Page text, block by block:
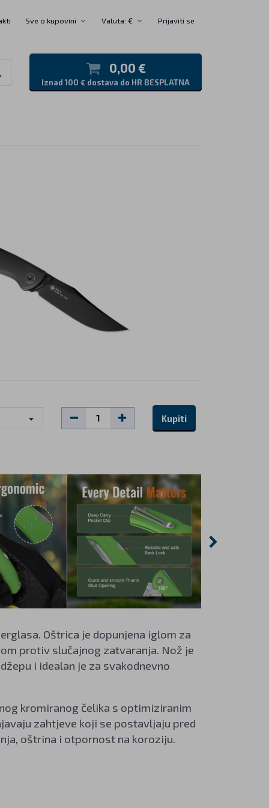
Sve o kupovini Valuta: € Prijaviti se
0,00 €
Iznad 100 € dostava do HR BESPLATNA
Kupiti
Oštrica je dopunjena iglom za
protiv slučajnog zatvaranja. Nož je
i idealan je za svakodnevno
kromiranog čelika s optimiziranim
zahtjeve koji se postavljaju pred
oštrina i otpornost na koroziju.